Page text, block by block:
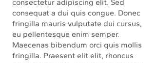
consectetur adipiscing elit. Sed
consequat a dui quis congue. Donec
fringilla mauris vulputate dui cursus,
eu pellentesque enim semper.
Maecenas bibendum orci quis mollis
fringilla. Praesent elit elit, rhoncus